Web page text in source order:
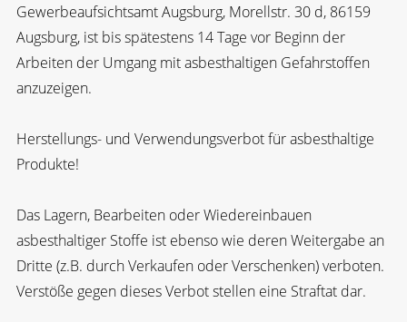
Gewerbeaufsichtsamt Augsburg, Morellstr. 30 d, 86159
Augsburg, ist bis spätestens 14 Tage vor Beginn der
Arbeiten der Umgang mit asbesthaltigen Gefahrstoffen
anzuzeigen.
Herstellungs- und Verwendungsverbot für asbesthaltige
Produkte!
Das Lagern, Bearbeiten oder Wiedereinbauen
asbesthaltiger Stoffe ist ebenso wie deren Weitergabe an
Dritte (z.B. durch Verkaufen oder Verschenken) verboten.
Verstöße gegen dieses Verbot stellen eine Straftat dar.